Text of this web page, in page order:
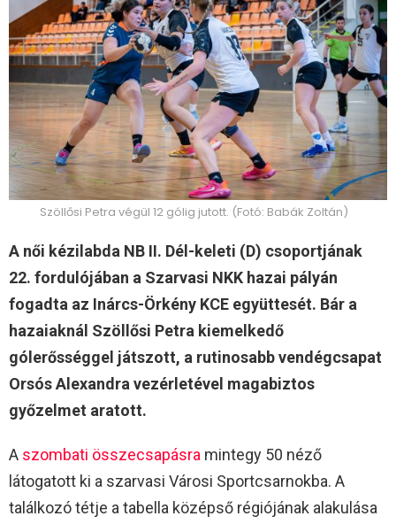
Szöllősi Petra végül 12 gólig jutott. (Fotó: Babák Zoltán)
A női kézilabda NB II. Dél-keleti (D) csoportjának
22. fordulójában a Szarvasi NKK hazai pályán
fogadta az Inárcs-Örkény KCE együttesét. Bár a
hazaiaknál Szöllősi Petra kiemelkedő
gólerősséggel játszott, a rutinosabb vendégcsapat
Orsós Alexandra vezérletével magabiztos
győzelmet aratott.
A szombati összecsapásra mintegy 50 néző
látogatott ki a szarvasi Városi Sportcsarnokba. A
találkozó tétje a tabella középső régiójának alakulása